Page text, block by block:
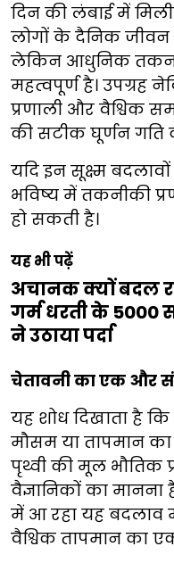
दिन की लंबाई में
लोगों के दैनिक जीवन
लेकिन आधुनिक
महत्वपूर्ण है। उपग्रह
प्रणाली और वैश्विक
की सटीक घूर्णन गति
यदि इन सूक्ष्म
भविष्य में तकनीकी
हो सकती है।
यह भी पढ़ें
अचानक क्यों बदल
गर्म धरती के 5000
ने उठाया पर्दा
चेतावनी का एक और
यह शोध दिखाता है
मौसम या तापमान का
पृथ्वी की मूल भौतिक
वैज्ञानिकों का
में आ रहा यह बदलाव
वैश्विक तापमान का